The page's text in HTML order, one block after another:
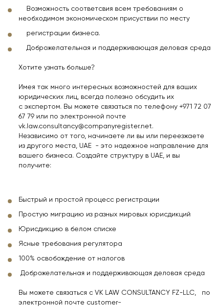
Возможность соответсвия всем требованиям о
необходимом экономическом присуствии по месту
регистрации бизнеса.
Доброжелательная и поддерживающая деловая среда
Хотите узнать больше?
Имея так много интересных возможностей для ваших
юридических лиц, всегда полезно обсудить их
с экспертом. Вы можете связаться по телефону +971 72 07
67 79 или по электронной почте
vk.law.consultancy@companyregister.net.
Независимо от того, начинаете ли вы или переезжаете
из другого места, UAE - это надежное направление для
вашего бизнеса. Создайте структуру в UAE, и вы
получите:
Быстрый и простой процесс регистрации
Простую миграцию из разных мировых юрисдикций
Юрисдикцию в белом списке
Ясные требования регулятора
100% освобождение от налогов
Доброжелательная и поддерживающая деловая среда
Вы можете связаться с VK LAW CONSULTANCY FZ-LLC, по
электронной почте customer-